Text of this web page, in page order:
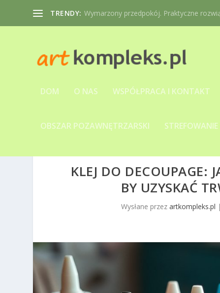
TRENDY: Wymarzony przedpokój. Praktyczne
DOM O NAS WSPÓŁPRACA I KONTAKT
OBSZAR POZAWNĘTRZARSKI
KLEJ DO DECOUPAGE:
BY UZYSKAĆ
Wysłane przezartkompleks.pl |